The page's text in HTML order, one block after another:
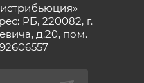
РБ, 220082, г.
д.20, пом.